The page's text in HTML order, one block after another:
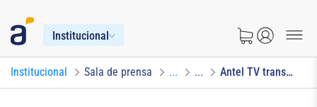
Institucional
Institucional Sala de prensa ... ... Antel TV transmitirá la Copa América 2024